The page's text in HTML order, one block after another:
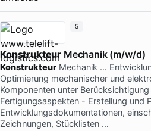
Konstrukteur Mechanik (m/w/d)
Konstrukteur Mechanik …
Optimierung mechanischer und
Komponenten unter
Fertigungsaspekten - Erstellung und
Entwicklungsdokumentationen,
Zeichnungen, Stücklisten …
5